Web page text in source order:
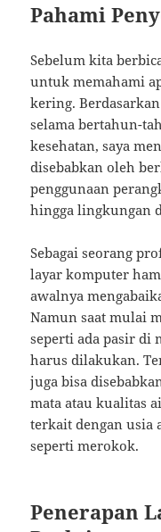
Pahami
Sebelum kita
untuk memahami
kering.
selama bertahun-
kesehatan, saya
disebabkan oleh
penggunaan
hingga lingkungan
Sebagai seorang
layar komputer
awalnya
Namun saat mulai
seperti ada pasir di
harus dilakukan.
juga bisa
mata atau kualitas
terkait dengan usia
seperti merokok.
Penerapan